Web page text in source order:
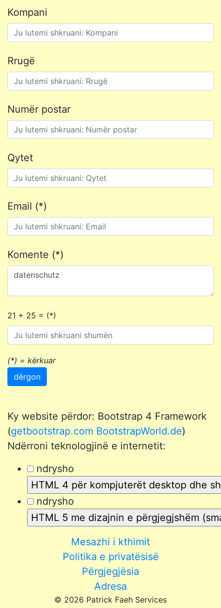
Kompani
Rrugë
Numër postar
Qytet
Email (*)
Komente (*)
21 + 25 = (*)
(*) = kërkuar
dërgon
Ky website përdor: Bootstrap 4 Framework
(getbootstrap.com BootstrapWorld.de)
Ndërroni teknologjinë e internetit:
ndrysho
ndrysho
Mesazhi i kthimit
Politika e privatësisë
Përgjegjësia
Adresa
© 2026 Patrick Faeh Services